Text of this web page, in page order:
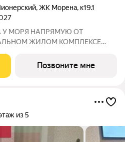
,ЖК Морена, к19.1
У МОРЯ НАПРЯМУЮ ОТ
ЖИЛОМ КОМПЛЕКСЕ
Позвоните мне
из 5